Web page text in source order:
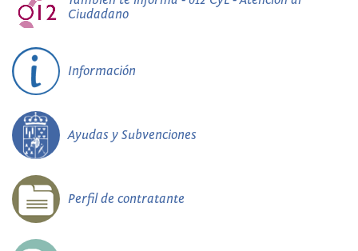
Ciudadano
Información
Ayudas y Subvenciones
Perfil de contratante